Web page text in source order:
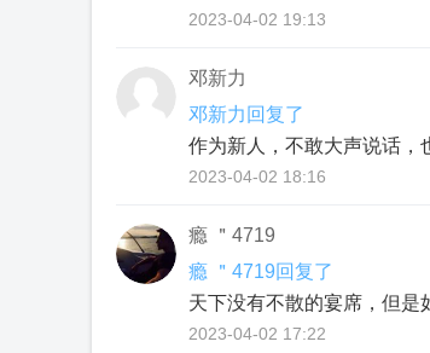
2023-04-02 19:13
邓新力
邓新力回复了
作为新人，不敢大声说话，
2023-04-02 18:16
瘾 ＂4719
瘾 ＂4719回复了
天下没有不散的宴席，但是
2023-04-02 17:22